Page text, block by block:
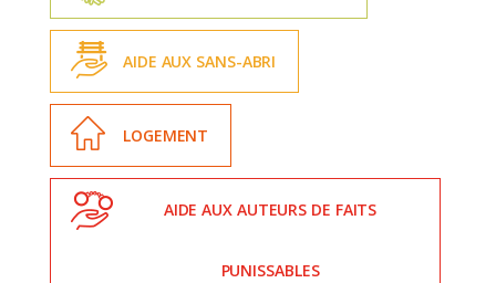
AIDE AUX SANS-ABRI
LOGEMENT
AIDE AUX AUTEURS DE FAITS
PUNISSABLES